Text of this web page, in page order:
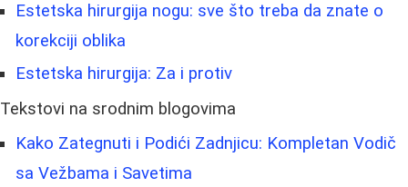
Estetska hirurgija nogu: sve što treba da znate o
korekciji oblika
Estetska hirurgija: Za i protiv
Tekstovi na srodnim blogovima
Kako Zategnuti i Podići Zadnjicu: Kompletan Vodič
sa Vežbama i Savetima